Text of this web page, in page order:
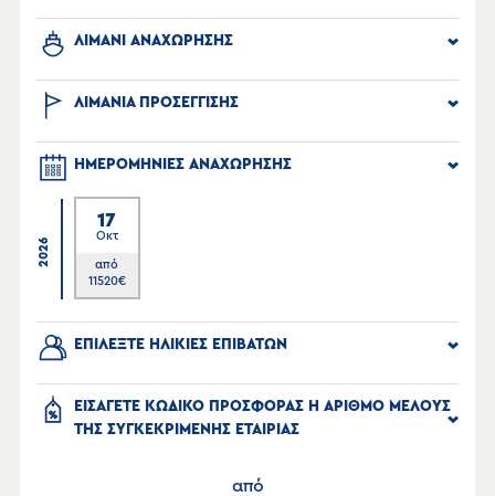
ΛΙΜΑΝΙ ΑΝΑΧΩΡΗΣΗΣ
ΛΙΜΑΝΙΑ ΠΡΟΣΕΓΓΙΣΗΣ
ΗΜΕΡΟΜΗΝΙΕΣ ΑΝΑΧΩΡΗΣΗΣ
2026
17
Οκτ
από
11520€
ΕΠΙΛΕΞΤΕ ΗΛΙΚΙΕΣ ΕΠΙΒΑΤΩΝ
ΕΙΣΑΓΕΤΕ ΚΩΔΙΚΟ ΠΡΟΣΦΟΡΑΣ Η ΑΡΙΘΜΟ ΜΕΛΟΥΣ
ΤΗΣ ΣΥΓΚΕΚΡΙΜΕΝΗΣ ΕΤΑΙΡΙΑΣ
από